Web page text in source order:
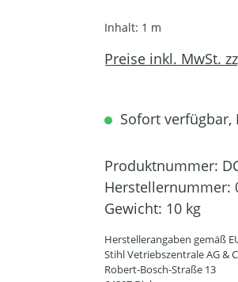
Inhalt: 1 m
Preise inkl. MwSt.
Sofort verfügbar,
Produktnummer:
Herstellernummer:
Gewicht: 10 kg
Herstellerangaben gemäß
Stihl Vetriebszentrale AG &
Robert-Bosch-Straße 13